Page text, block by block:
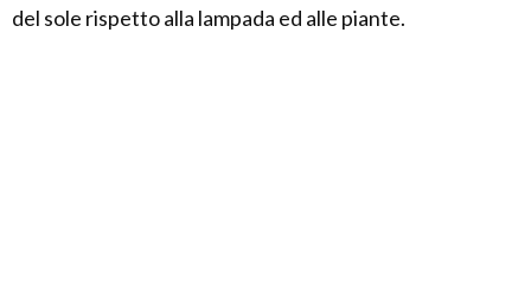
del sole rispetto alla lampada ed alle piante.